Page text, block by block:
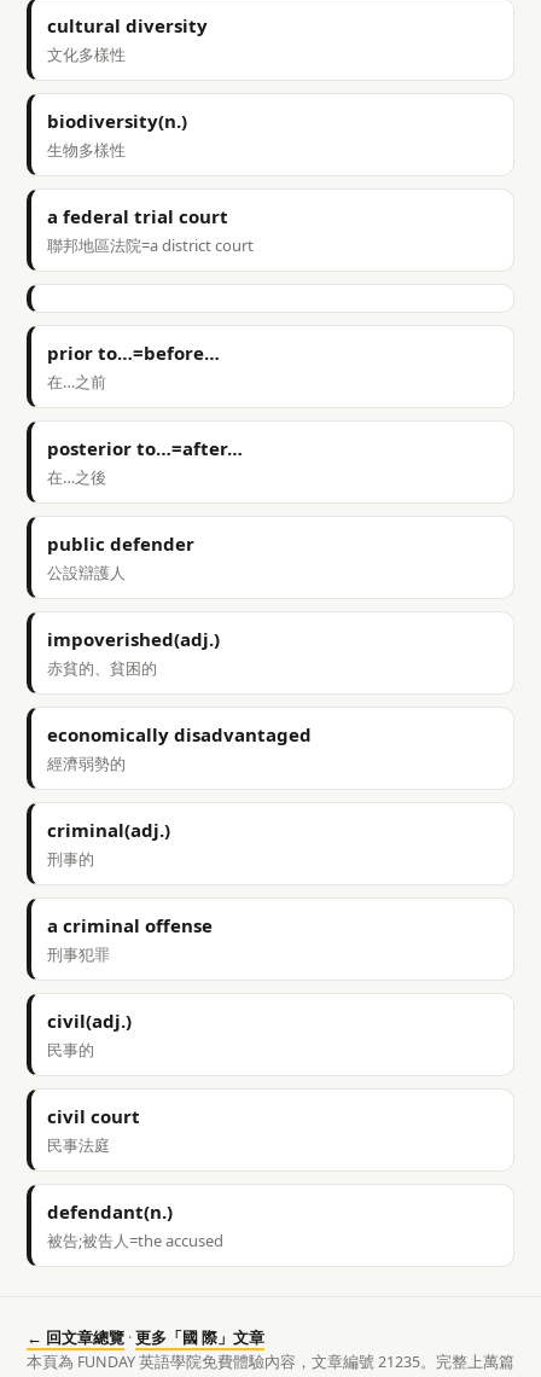
cultural diversity
文化多樣性
biodiversity(n.)
生物多樣性
a federal trial court
聯邦地區法院=a district court
prior to…=before…
在…之前
posterior to…=after…
在…之後
public defender
公設辯護人
impoverished(adj.)
赤貧的、貧困的
economically disadvantaged
經濟弱勢的
criminal(adj.)
刑事的
a criminal offense
刑事犯罪
civil(adj.)
民事的
civil court
民事法庭
defendant(n.)
被告;被告人=the accused
← 回文章總覽 ·更多「國 際」文章
本頁為 FUNDAY 英語學院免費體驗內容，文章編號 21235。完整上萬篇